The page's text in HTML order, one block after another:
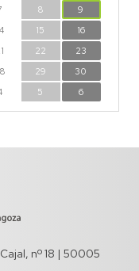
8
9
15
16
22
23
29
30
5 6
nº 18 | 50005